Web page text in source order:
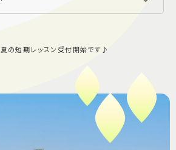
夏の短期レッスン受付開始です♪